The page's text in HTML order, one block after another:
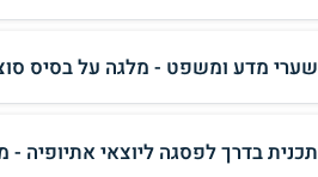
שערי מדע ומשפט - מלגה על בסיס
תכנית בדרך לפסגה ליוצאי אתיופיה -